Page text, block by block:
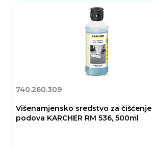
740.260.309
Višenamjensko sredstvo za čišćenje
podova KARCHER RM 536, 500ml